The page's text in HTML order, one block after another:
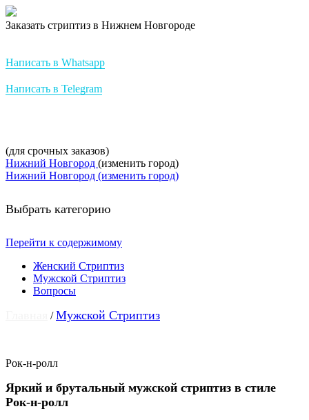
Заказать стриптиз в Нижнем Новгороде
Написать в Whatsapp
Написать в Telegram
(для срочных заказов)
Нижний Новгород (изменить город)
Нижний Новгород (изменить город)
Выбрать категорию
Перейти к содержимому
Женский Стриптиз
Мужской Стриптиз
Вопросы
/Мужской Стриптиз
Рок-н-ролл
Яркий и брутальный мужской стриптиз в стиле
Рок-н-ролл